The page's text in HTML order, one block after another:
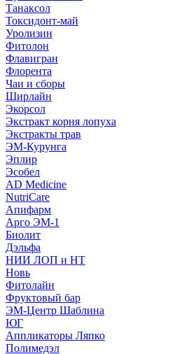
Танаксол
Токсидонт-май
Уролизин
Фитолон
Флавигран
Флорента
Чаи и сборы
Ширлайн
Экорсол
Экстракт корня лопуха
Экстракты трав
ЭМ-Курунга
Эплир
Эсобел
AD Medicine
NutriCare
Апифарм
Арго ЭМ-1
Биолит
Дэльфа
НИИ ЛОП и НТ
Новь
Фитолайн
Фруктовый бар
ЭМ-Центр Шаблина
ЮГ
Аппликаторы Ляпко
Полимедэл